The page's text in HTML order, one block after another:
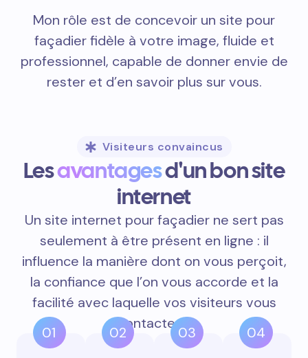
Mon rôle est de concevoir un site pour
façadier fidèle à votre image, fluide et
professionnel, capable de donner envie de
rester et d’en savoir plus sur vous.
Visiteurs convaincus
Lesavantagesd'un bon site
internet
Un site internet pour façadier ne sert pas
seulement à être présent en ligne : il
influence la manière dont on vous perçoit,
la confiance que l’on vous accorde et la
facilité avec laquelle vos visiteurs vous
contactent.
01 02 03 04